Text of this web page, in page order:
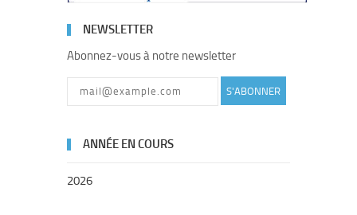
NEWSLETTER
Abonnez-vous à notre newsletter
S'ABONNER
ANNÉE EN COURS
2026